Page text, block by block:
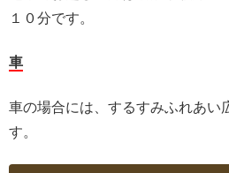
１０分です。
車
車の場合には、するすみふれあい
す。